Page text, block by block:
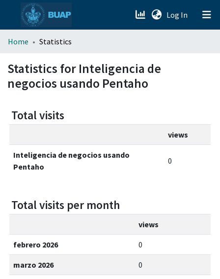
Log In (current)
menu.section.about_menu
All of DSpace
Home Statistics
Statistics for Inteligencia de
negocios usando Pentaho
Total visits
views
Inteligencia de negocios usando
Pentaho
0
Total visits per month
views
febrero 2026 0
marzo 2026 0